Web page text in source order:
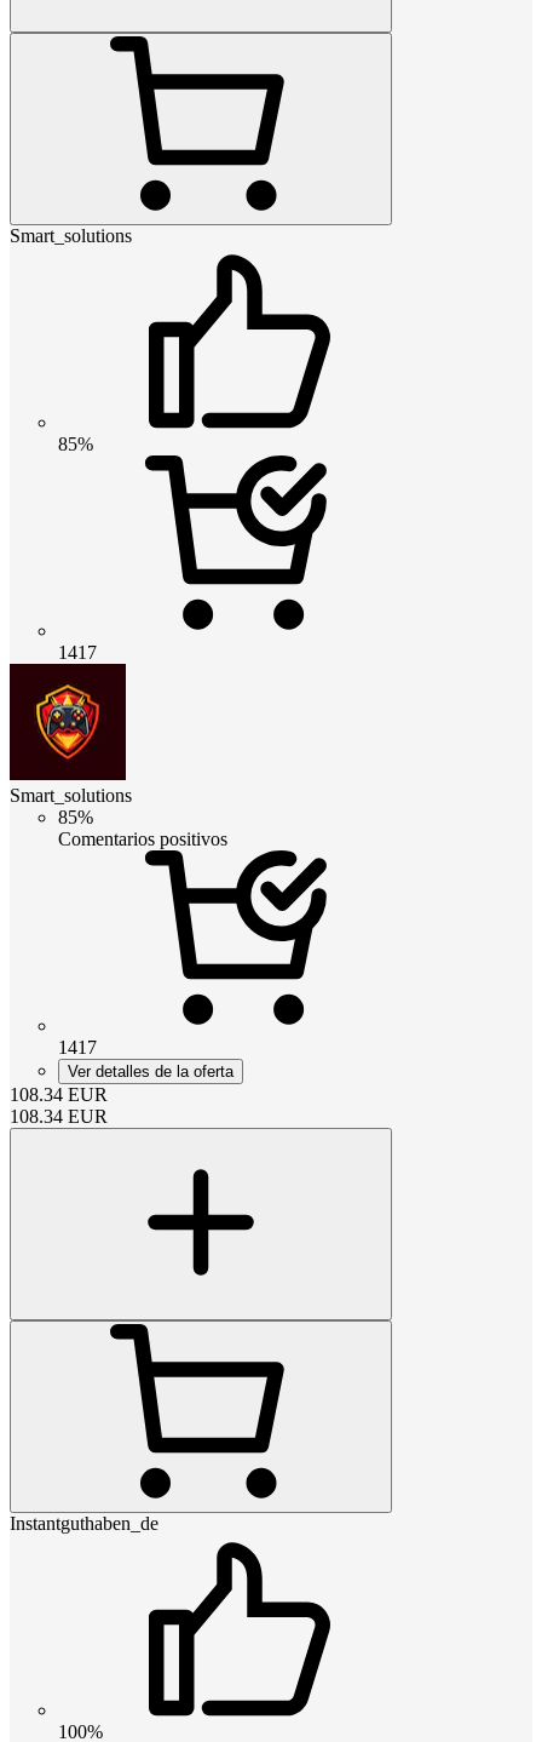
Smart_solutions
85%
1417
Smart_solutions
85%
Comentarios positivos
1417
Ver detalles de la oferta
108.34 EUR
108.34 EUR
Instantguthaben_de
100%